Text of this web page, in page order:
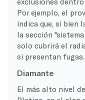
Por ejemplo, el
indica que, si bien
la sección
solo cubrirá el
si presentan fugas.
Diamante
El más alto nivel